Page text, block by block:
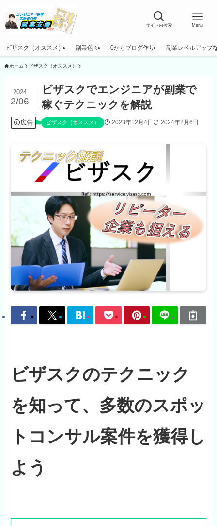
サイト内検索 Menu
ビザスク（オススメ） 副業色々 0からブログ作り 副業レベルアップ
ホーム ビザスク（オススメ）
ビザスクでエンジニアが副業で
稼ぐテクニックを解説
2024
2/06
広告 ビザスク（オススメ） 2023年12月4日 2024年2月6日
ビザスクのテクニック
を知って、多数のスポッ
トコンサル案件を獲得し
よう